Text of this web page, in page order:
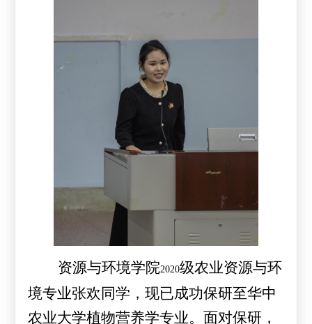
资源与环境学院2020级农业资源与环
境专业张欢同学，现已成功保研至华中
农业大学植物营养学专业。面对保研，